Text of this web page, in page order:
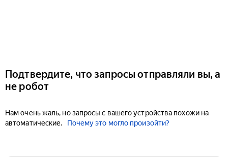
Подтвердите, что запросы отправляли вы, а
не робот
Нам очень жаль, но запросы с вашего устройства похожи на
автоматические.
Почему это могло произойти?